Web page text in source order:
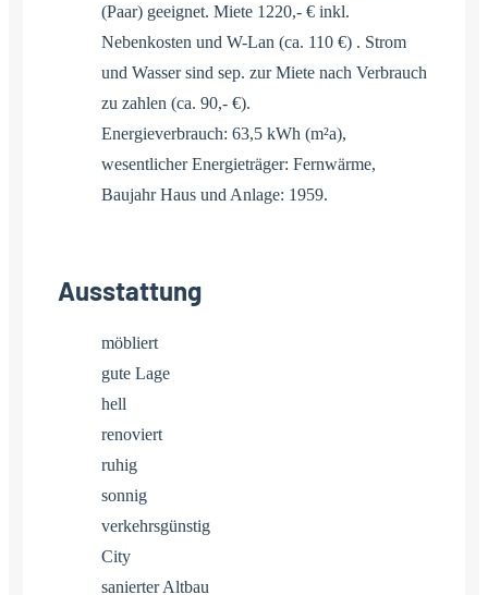
(Paar) geeignet. Miete 1220,- € inkl.
Nebenkosten und W-Lan (ca. 110 €) . Strom
und Wasser sind sep. zur Miete nach Verbrauch
zu zahlen (ca. 90,- €).
Energieverbrauch: 63,5 kWh (m²a),
wesentlicher Energieträger: Fernwärme,
Baujahr Haus und Anlage: 1959.
Ausstattung
möbliert
gute Lage
hell
renoviert
ruhig
sonnig
verkehrsgünstig
City
sanierter Altbau